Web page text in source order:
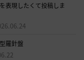
表現したくて投稿しま
羅針盤